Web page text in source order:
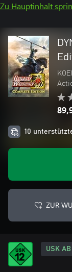
Zu Hauptinhalt
10
ZUR
USK AB